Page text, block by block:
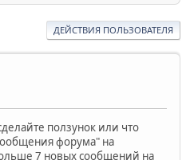
ДЕЙСТВИЯ ПОЛЬЗОВАТЕЛЯ
ползунок или что
форума" на
7 новых сообщений на